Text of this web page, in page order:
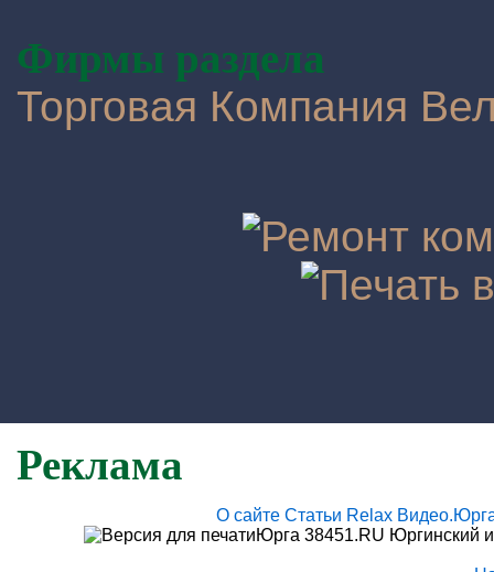
Фирмы раздела
Торговая Компания
Реклама
О сайте Статьи Relax
Юрга 38451.RU Юргинский